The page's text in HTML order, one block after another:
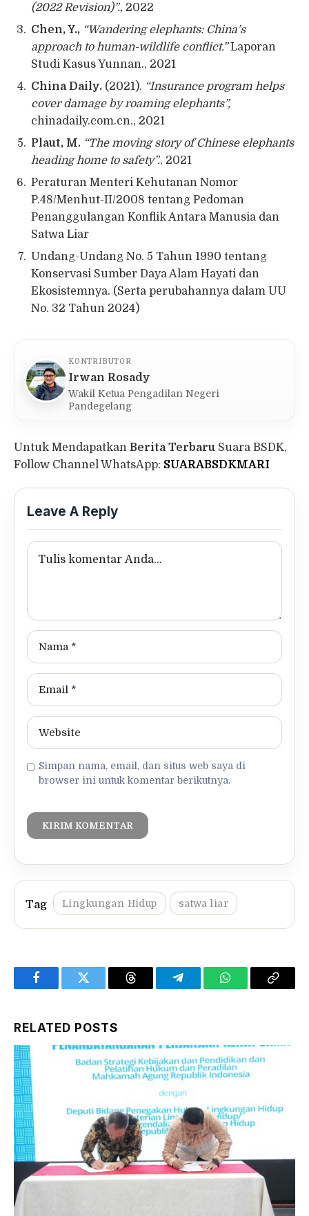
(2022 Revision)”., 2022
Chen, Y., “Wandering elephants: China’s
approach to human-wildlife conflict.”Laporan
Studi Kasus Yunnan., 2021
China Daily. (2021). “Insurance program helps
cover damage by roaming elephants”,
chinadaily.com.cn., 2021
Plaut, M. “The moving story of Chinese elephants
heading home to safety”., 2021
Peraturan Menteri Kehutanan Nomor
P.48/Menhut-II/2008 tentang Pedoman
Penanggulangan Konflik Antara Manusia dan
Satwa Liar
Undang-Undang No. 5 Tahun 1990 tentang
Konservasi Sumber Daya Alam Hayati dan
Ekosistemnya. (Serta perubahannya dalam UU
No. 32 Tahun 2024)
KONTRIBUTOR
Irwan Rosady
Wakil Ketua Pengadilan Negeri
Pandegelang
Untuk Mendapatkan Berita Terbaru Suara BSDK,
Follow Channel WhatsApp: SUARABSDKMARI
Leave A Reply
Simpan nama, email, dan situs web saya di
browser ini untuk komentar berikutnya.
Lingkungan Hidup satwa liar
FacebookTwitter Threads TelegramWhatsAppCopy
RELATED POSTS